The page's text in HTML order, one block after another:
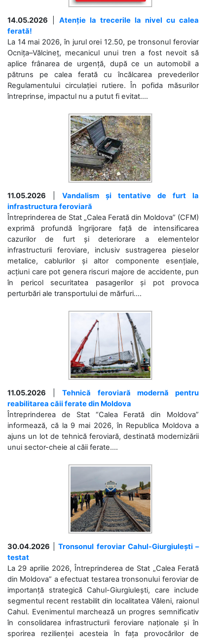
14.05.2026
Atenție la trecerile la nivel cu calea
ferată!
La 14 mai 2026, în jurul orei 12.50, pe tronsonul feroviar
Ocnița–Vălcineț, mecanicul unui tren a fost nevoit să
aplice frânarea de urgență, după ce un automobil a
pătruns pe calea ferată cu încălcarea prevederilor
Regulamentului circulației rutiere. În pofida măsurilor
întreprinse, impactul nu a putut fi evitat....
11.05.2026
Vandalism și tentative de furt la
infrastructura feroviară
Întreprinderea de Stat „Calea Ferată din Moldova” (CFM)
exprimă profundă îngrijorare față de intensificarea
cazurilor de furt și deteriorare a elementelor
infrastructurii feroviare, inclusiv sustragerea pieselor
metalice, cablurilor și altor componente esențiale,
acțiuni care pot genera riscuri majore de accidente, pun
în pericol securitatea pasagerilor și pot provoca
perturbări ale transportului de mărfuri....
11.05.2026 |Tehnică feroviară modernă pentru
reabilitarea căii ferate din Moldova
Întreprinderea de Stat “Calea Ferată din Moldova”
informează, că la 9 mai 2026, în Republica Moldova a
ajuns un lot de tehnică feroviară, destinată modernizării
unui sector-cheie al căii ferate....
30.04.2026 |Tronsonul feroviar Cahul-Giurgiulești –
testat
La 29 aprilie 2026, Întreprinderea de Stat „Calea Ferată
din Moldova” a efectuat testarea tronsonului feroviar de
importanță strategică Cahul-Giurgiulești, care include
segmentul recent restabilit din localitatea Văleni, raionul
Cahul. Evenimentul marchează un progres semnificativ
în consolidarea infrastructurii feroviare naționale și în
sporirea rezilienței acesteia în fața provocărilor de